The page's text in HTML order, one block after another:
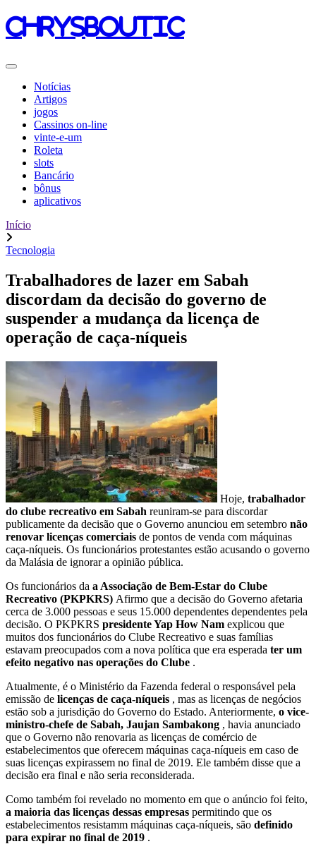
chrysboutic
Notícias
Artigos
jogos
Cassinos on-line
vinte-e-um
Roleta
slots
Bancário
bônus
aplicativos
Início
Tecnologia
Trabalhadores de lazer em Sabah
discordam da decisão do governo de
suspender a mudança da licença de
operação de caça-níqueis
Hoje, trabalhador
do clube recreativo em Sabah reuniram-se para discordar
publicamente da decisão que o Governo anunciou em setembro não
renovar licenças comerciais de pontos de venda com máquinas
caça-níqueis. Os funcionários protestantes estão acusando o governo
da Malásia de ignorar a opinião pública.
Os funcionários da a Associação de Bem-Estar do Clube
Recreativo (PKPKRS) Afirmo que a decisão do Governo afetaria
cerca de 3.000 pessoas e seus 15.000 dependentes dependentes pela
decisão. O PKPKRS presidente Yap How Nam explicou que
muitos dos funcionários do Clube Recreativo e suas famílias
estavam preocupados com a nova política que era esperada ter um
efeito negativo nas operações do Clube .
Atualmente, é o Ministério da Fazenda federal o responsável pela
emissão de licenças de caça-níqueis , mas as licenças de negócios
estão sob a jurisdição do Governo do Estado. Anteriormente, o vice-
ministro-chefe de Sabah, Jaujan Sambakong , havia anunciado
que o Governo não renovaria as licenças de comércio de
estabelecimentos que oferecem máquinas caça-níqueis em caso de
suas licenças expirassem no final de 2019. Ele também disse que a
decisão era final e não seria reconsiderada.
Como também foi revelado no momento em que o anúncio foi feito,
a maioria das licenças dessas empresas permitindo que os
estabelecimentos resistamm máquinas caça-níqueis, são definido
para expirar no final de 2019 .